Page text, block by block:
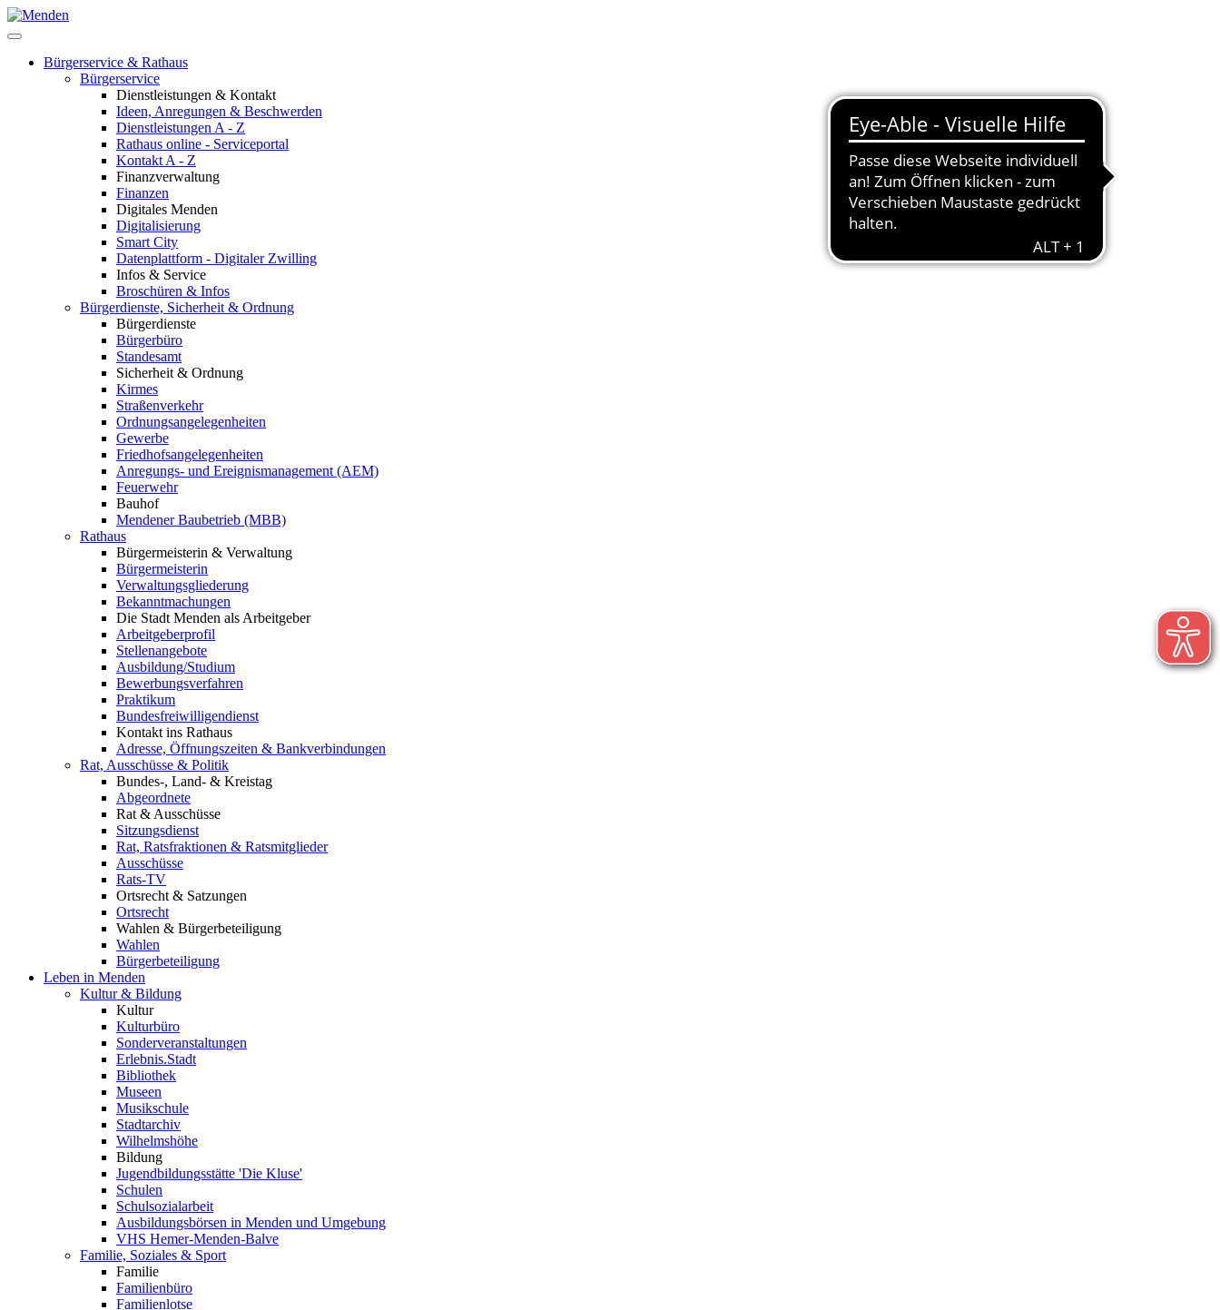
Bürgerservice & Rathaus
Bürgerservice
Dienstleistungen & Kontakt
Ideen, Anregungen & Beschwerden
Dienstleistungen A - Z
Rathaus online - Serviceportal
Kontakt A - Z
Finanzverwaltung
Finanzen
Digitales Menden
Digitalisierung
Smart City
Datenplattform - Digitaler Zwilling
Infos & Service
Broschüren & Infos
Bürgerdienste, Sicherheit & Ordnung
Bürgerdienste
Bürgerbüro
Standesamt
Sicherheit & Ordnung
Kirmes
Straßenverkehr
Ordnungsangelegenheiten
Gewerbe
Friedhofsangelegenheiten
Anregungs- und Ereignismanagement (AEM)
Feuerwehr
Bauhof
Mendener Baubetrieb (MBB)
Rathaus
Bürgermeisterin & Verwaltung
Bürgermeisterin
Verwaltungsgliederung
Bekanntmachungen
Die Stadt Menden als Arbeitgeber
Arbeitgeberprofil
Stellenangebote
Ausbildung/Studium
Bewerbungsverfahren
Praktikum
Bundesfreiwilligendienst
Kontakt ins Rathaus
Adresse, Öffnungszeiten & Bankverbindungen
Rat, Ausschüsse & Politik
Bundes-, Land- & Kreistag
Abgeordnete
Rat & Ausschüsse
Sitzungsdienst
Rat, Ratsfraktionen & Ratsmitglieder
Ausschüsse
Rats-TV
Ortsrecht & Satzungen
Ortsrecht
Wahlen & Bürgerbeteiligung
Wahlen
Bürgerbeteiligung
Leben in Menden
Kultur & Bildung
Kultur
Kulturbüro
Sonderveranstaltungen
Erlebnis.Stadt
Bibliothek
Museen
Musikschule
Stadtarchiv
Wilhelmshöhe
Bildung
Jugendbildungsstätte 'Die Kluse'
Schulen
Schulsozialarbeit
Ausbildungsbörsen in Menden und Umgebung
VHS Hemer-Menden-Balve
Familie, Soziales & Sport
Familie
Familienbüro
Familienlotse